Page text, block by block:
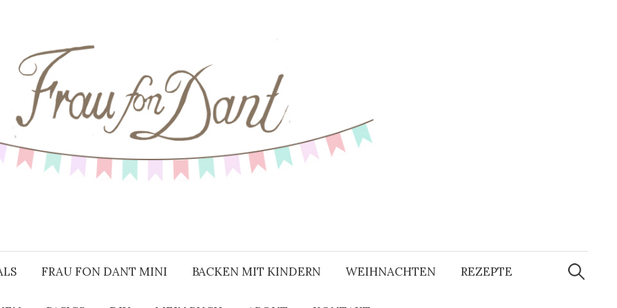
FRAU FON DANT MINI BACKEN MIT KINDERN WEIHNACHTEN REZEPTE S